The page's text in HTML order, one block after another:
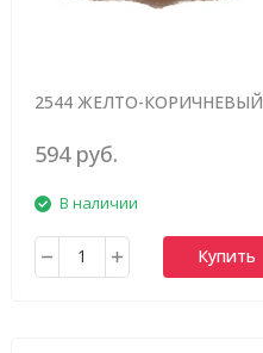
2544 ЖЕЛТО-КОРИЧНЕВЫЙ
594 руб.
В наличии
Купить